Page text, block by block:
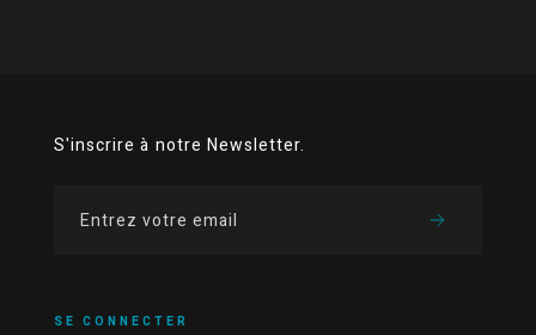
S'inscrire à notre Newsletter.
SE CONNECTER